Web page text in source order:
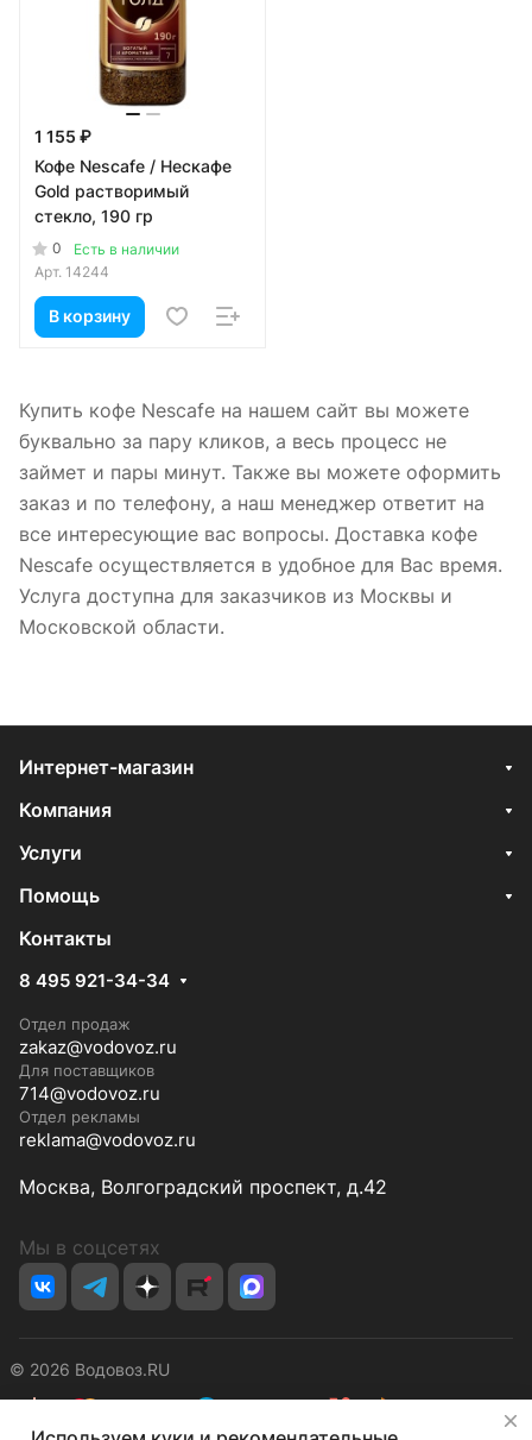
1 155 ₽
Кофе Nescafe / Нескафе
Gold растворимый
стекло, 190 гр
0
Есть в наличии
Арт. 14244
В корзину
Купить кофе Nescafe на нашем сайт вы можете
буквально за пару кликов, а весь процесс не
займет и пары минут. Также вы можете оформить
заказ и по телефону, а наш менеджер ответит на
все интересующие вас вопросы. Доставка кофе
Nescafe осуществляется в удобное для Вас время.
Услуга доступна для заказчиков из Москвы и
Московской области.
Интернет-магазин
Компания
Услуги
Помощь
Контакты
8 495 921-34-34
Отдел продаж
zakaz@vodovoz.ru
Для поставщиков
714@vodovoz.ru
Отдел рекламы
reklama@vodovoz.ru
Москва, Волгоградский проспект, д.42
Мы в соцсетях
© 2026 Водовоз.RU